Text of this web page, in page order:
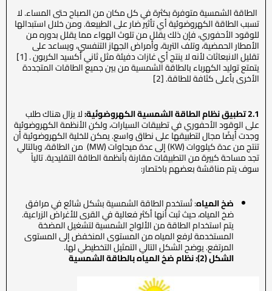
الطاقة الشمسية متوفرة بكثرة في كل مكان من الصباح حتى المساء. لا
تسبب الطاقة الكهروضوئية أي تأثير ضار على الطبيعة. ومن خلال استبدالها
للوقود الأحفوري، فإن ذلك يقلل من تلوث الهواء مما يقلل بدوره من
الأمطار الحمضية، وتلف التربة، وأمراض الجهاز التنفسي، ويساعد على
تقليل الانبعاثات لأنه لا ينتج أي غازات دفيئة مثل ثاني أكسيد الكربون . [1]
يتمتع توليد الكهرباء بالطاقة الشمسية من بين جميع الطاقات المتجددة
الأخرى بأعلى كثافة للطاقة. [2]
2.1تطبيق نظام الطاقة الشمسية الكهروضوئية:لا يزال هناك طلب
على الوقود الأحفوري في تطبيقات السيارات، ولكن الأنظمة الكهروضوئية
وجدت أيضًا مجال لتطبيقها على نطاق واسع. يمكن للخلية الكهروضوئية أن
تنتج من عدة كيلووات (KW) إلى عدة ميجاوات (MW) من الطاقة، وبالتالي
تجد مساحة كبيرة من التطبيقات مقارنة بأنظمة الطاقة التقليدية. تالياً
سوف يتم مناقشة بعضهم باختصار:
ضخ المياه: تُستخدم الطاقة الشمسية بشكل شائع في مرافق
ضخ المياه، حيث ثبت أنها أكثر فعالية في القرى للأغراض الزراعية.
يتم استخدام الطاقة من الألواح الشمسية لتشغيل المضخة
المستخدمة لرفع المياه من المستوى المنخفض إلى المستوى
المرتفع. يوضح الشكل التالي التمثيل التخطيطي لها.
الشكل (2): نظام ضخ المياه بالطاقة الشمسية